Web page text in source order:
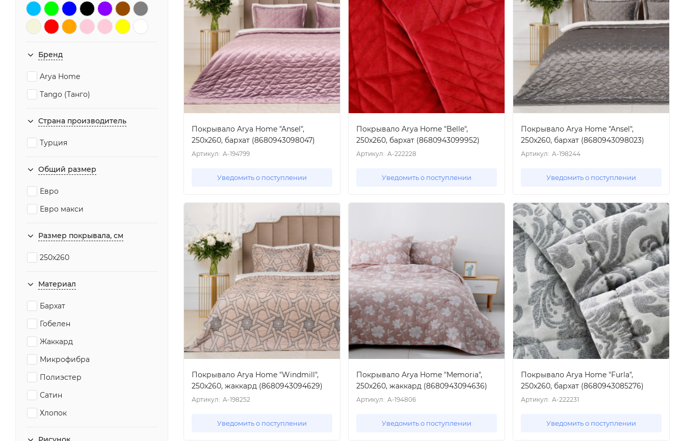
Бренд
Arya Home
Tango (Танго)
Страна производитель
Турция
Общий размер
Евро
Евро макси
Размер покрывала, см
250x260
Материал
Бархат
Гобелен
Жаккард
Микрофибра
Полиэстер
Сатин
Хлопок
Покрывало Arya Home "Ansel",
250x260, бархат (8680943098047)
Артикул: A-194799
Уведомить о поступлении
Покрывало Arya Home "Belle",
250x260, бархат (8680943099952)
Артикул: A-222228
Уведомить о поступлении
Покрывало Arya Home "Ansel",
250x260, бархат (8680943098023)
Артикул: A-198244
Уведомить о поступлении
Покрывало Arya Home "Windmill",
250x260, жаккард (8680943094629)
Артикул: A-198252
Уведомить о поступлении
Покрывало Arya Home "Memoria",
250x260, жаккард (8680943094636)
Артикул: A-194806
Уведомить о поступлении
Покрывало Arya Home "Furla",
250x260, бархат (8680943085276)
Артикул: A-222231
Уведомить о поступлении